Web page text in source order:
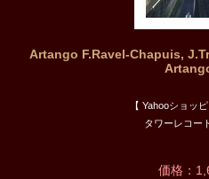
Artango F.Ravel-Chapuis,
【 Yahooショッ
タワーレコー
価格：